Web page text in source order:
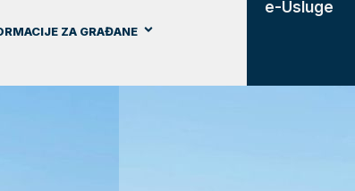
ZA GRAĐANE
e-Usluge